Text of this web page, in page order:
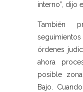
interno”, dijo
También
órdenes
ahora
posible
Bajo.